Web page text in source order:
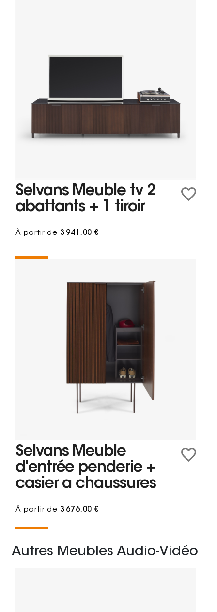
Selvans Meuble tv 2
abattants + 1 tiroir
À partir de 3 941,00 €
Selvans Meuble
d'entrée penderie +
casier a chaussures
À partir de 3 676,00 €
Autres Meubles Audio-Vidéo